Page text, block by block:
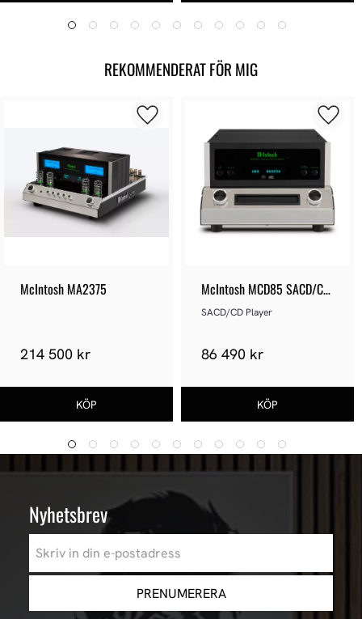
REKOMMENDERAT FÖR MIG
McIntosh MA2375
214 500 kr
McIntosh MCD85 SACD/CD
Player
SACD/CD Player
86 490 kr
Nyhetsbrev
PRENUMERERA